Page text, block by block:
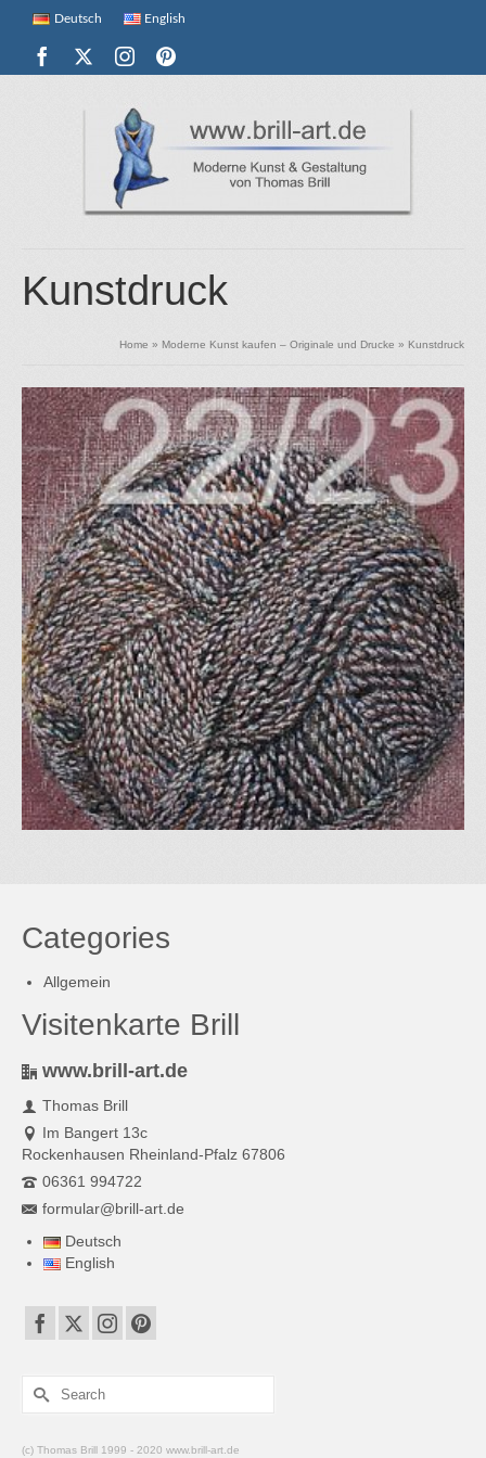
Deutsch English
Kunstdruck
Home » Moderne Kunst kaufen – Originale und Drucke » Kunstdruck
Categories
Allgemein
Visitenkarte Brill
www.brill-art.de
Thomas Brill
Im Bangert 13c
Rockenhausen Rheinland-Pfalz 67806
06361 994722
formular@brill-art.de
Deutsch
English
Search
for:
(c) Thomas Brill 1999 - 2020 www.brill-art.de